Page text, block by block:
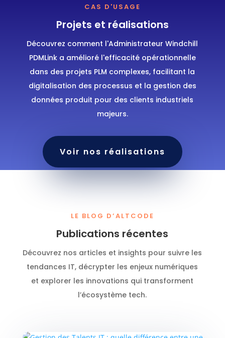
CAS D'USAGE
Projets et réalisations
Découvrez comment l'Administrateur Windchill
PDMLink a amélioré l'efficacité opérationnelle
dans des projets PLM complexes, facilitant la
digitalisation des processus et la gestion des
données produit pour des clients industriels
majeurs.
Voir nos réalisations
LE BLOG D’ALTCODE
Publications récentes
Découvrez nos articles et insights pour suivre les
tendances IT, décrypter les enjeux numériques
et explorer les innovations qui transforment
l’écosystème tech.